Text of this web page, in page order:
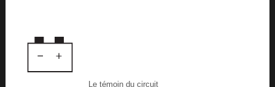
Le témoin du circuit